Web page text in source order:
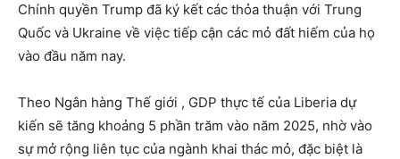
Chính quyền Trump đã ký kết các thỏa thuận với Trung
Quốc và Ukraine về việc tiếp cận các mỏ đất hiếm của họ
vào đầu năm nay.
Theo Ngân hàng Thế giới , GDP thực tế của Liberia dự
kiến ​​sẽ tăng khoảng 5 phần trăm vào năm 2025, nhờ vào
sự mở rộng liên tục của ngành khai thác mỏ, đặc biệt là